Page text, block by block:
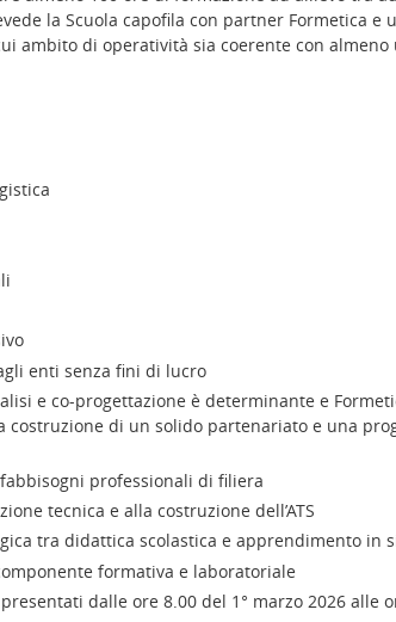
la Scuola capofila con partner Formetica e
ambito di operatività sia coerente con
enti senza fini di lucro
e co-progettazione è determinante e
costruzione di un solido partenariato e una
professionali di filiera
tecnica e alla costruzione dell’ATS
tra didattica scolastica e apprendimento in
formativa e laboratoriale
dalle ore 8.00 del 1° marzo 2026 alle